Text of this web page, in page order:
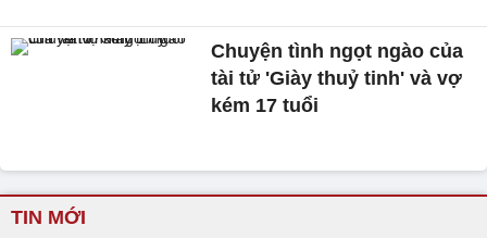
Chuyện tình ngọt ngào của
tài tử 'Giày thuỷ tinh' và vợ
kém 17 tuổi
TIN MỚI